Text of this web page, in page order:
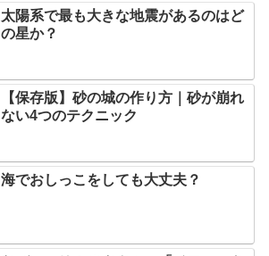
太陽系で最も大きな地震があるのはど
の星か？
【保存版】砂の城の作り方｜砂が崩れ
ない4つのテクニック
海でおしっこをしても大丈夫？